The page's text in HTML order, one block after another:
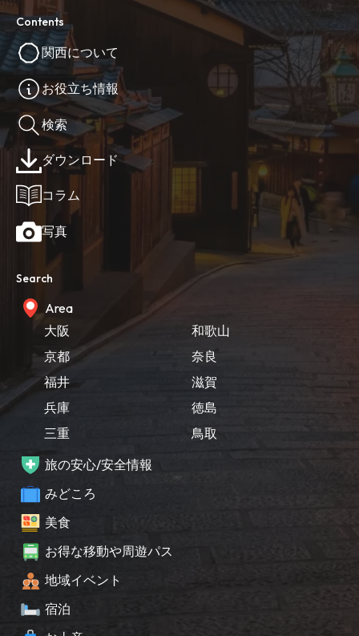
Contents
関西について
お役立ち情報
検索
ダウンロード
コラム
写真
Search
Area
大阪
京都
福井
兵庫
三重
和歌山
奈良
滋賀
徳島
鳥取
旅の安心/安全情報
みどころ
美食
お得な移動や周遊パス
地域イベント
宿泊